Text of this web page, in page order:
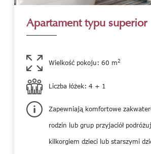
Apartament typu superior
Wielkość pokoju: 60 m2
Liczba łóżek: 4 + 1
Zapewniają komfortowe
rodzin lub grup przyjaciół
kilkorgiem dzieci lub starszymi